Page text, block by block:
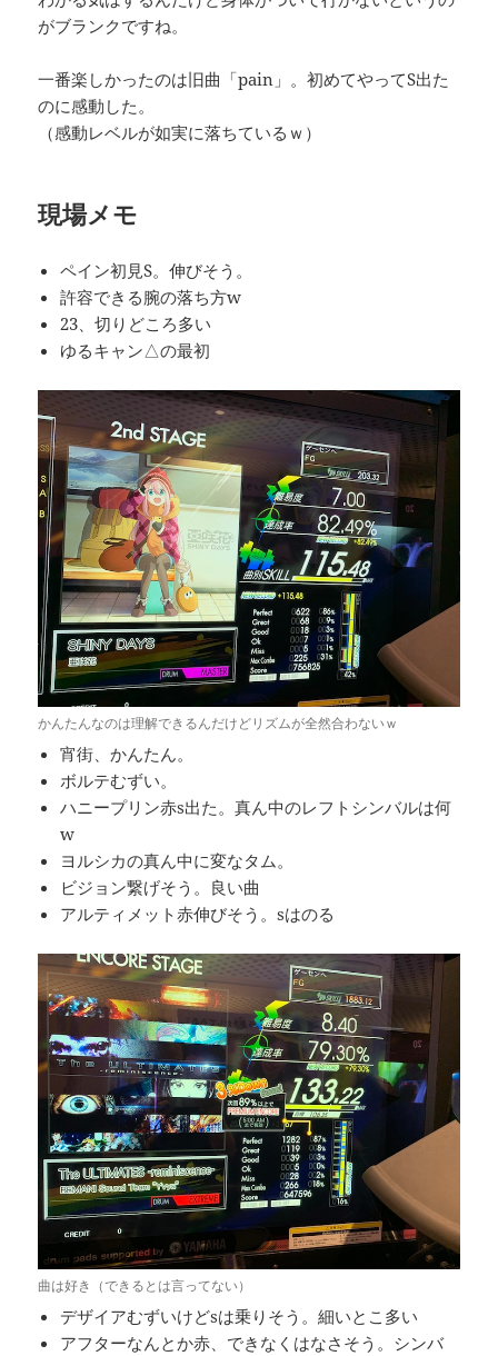
がブランクですね。
一番楽しかったのは旧曲「pain」。初めてやってS出た
のに感動した。
（感動レベルが如実に落ちているｗ）
現場メモ
ペイン初見S。伸びそう。
許容できる腕の落ち方w
23、切りどころ多い
ゆるキャン△の最初
かんたんなのは理解できるんだけどリズムが全然合わないｗ
宵街、かんたん。
ボルテむずい。
ハニープリン赤s出た。真ん中のレフトシンバルは何
w
ヨルシカの真ん中に変なタム。
ビジョン繋げそう。良い曲
アルティメット赤伸びそう。sはのる
曲は好き（できるとは言ってない）
デザイアむずいけどsは乗りそう。細いとこ多い
アフターなんとか赤、できなくはなさそう。シンバ